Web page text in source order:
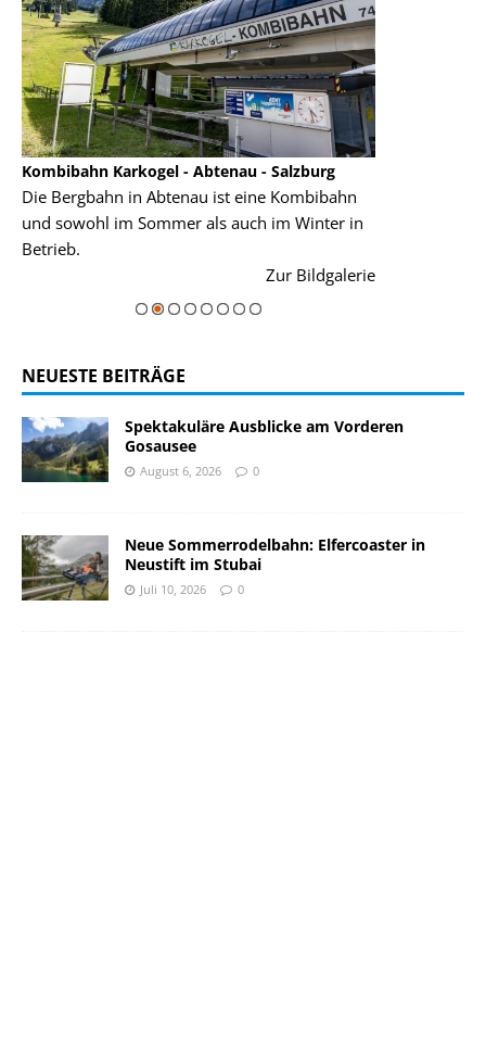
Kombibahn Karkogel - Abtenau - Salzburg
Die Bergbahn in Abtenau ist eine Kombibahn
und sowohl im Sommer als auch im Winter in
Betrieb.
Zur Bildgalerie
NEUESTE BEITRÄGE
Spektakuläre Ausblicke am Vorderen
Gosausee
August 6, 2026 0
Neue Sommerrodelbahn: Elfercoaster in
Neustift im Stubai
Juli 10, 2026 0